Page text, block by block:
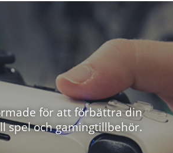
för att förbättra din
spel och gamingtillbehör.